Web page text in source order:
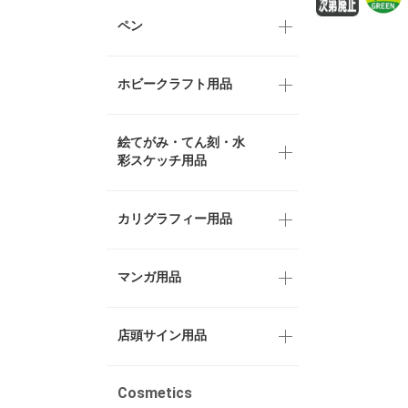
ペン
ホビークラフト用品
絵てがみ・てん刻・水
彩スケッチ用品
カリグラフィー用品
マンガ用品
店頭サイン用品
Cosmetics